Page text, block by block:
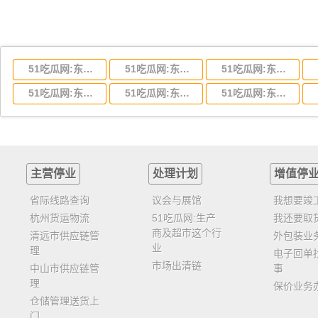
51吃瓜网:东莞到湖北省物流专线,东莞到湖北省物流公司 51吃瓜网:东莞到河南省物流专线,东莞到河南省物流公司 51吃瓜网:东莞到湖南省物流专线,东莞到湖南省物流公司
51吃瓜网:东莞到云南省物流运输,东莞到云南省物流公司 51吃瓜网:东莞到江西省物流专线,东莞到江西省物流公司 51吃瓜网:东莞到安徽省物流专线,东莞到安徽省物流公司
主营停业
省际线路查询
杭州货运物流
清远市供应链管
理
中山市供应链管
理
仓储管理送货上
处理计划
议会与展馆
51吃瓜网:生产
商及超市这个行
业
市场出清链
增值停
我想要竣
我还要取
外包装业
电子回单
事
保价业务